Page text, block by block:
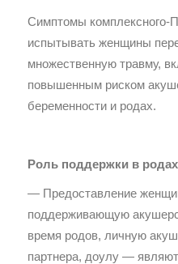
Симптомы комплексного-
испытывать женщины
множественную травму,
повышенным риском
беременности и родах.
Роль поддержки в
— Предоставление
поддерживающую
время родов, личную
партнера, доулу —